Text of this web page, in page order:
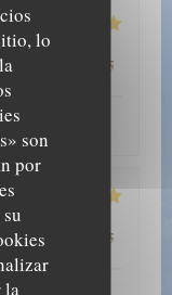
lo
son
por
la
/ Precio /5
et de sourires
/ Precio /5